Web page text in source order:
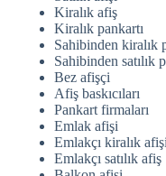
Kiralık afiş
Kiralık pankartı
Sahibinden kiralık
Sahibinden satılık
Bez afişçi
Afiş baskıcıları
Pankart firmaları
Emlak afişi
Emlakçı kiralık
Emlakçı satılık afiş